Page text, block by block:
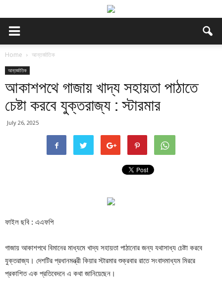
Home আন্তর্জাতিক
আন্তর্জাতিক
আকাশপথে গাজায় খাদ্য সহায়তা পাঠাতে
চেষ্টা করবে যুক্তরাজ্য : স্টারমার
July 26, 2025
ফাইল ছবি : এএফপি
গাজায় আকাশপথে বিমানের মাধ্যমে খাদ্য সহায়তা পাঠানোর জন্য যথাসাধ্য চেষ্টা করবে
যুক্তরাজ্য। দেশটির প্রধানমন্ত্রী কিয়ার স্টারমার শুক্রবার রাতে সংবাদমাধ্যম মিররে
প্রকাশিত এক প্রতিবেদনে এ কথা জানিয়েছেন।